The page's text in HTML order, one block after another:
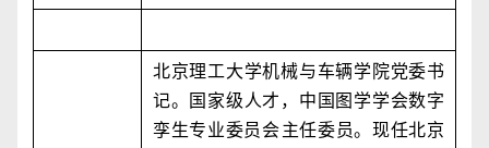
北京理工大学机械与车辆学院党委书
记。国家级人才，中国图学学会数字
孪生专业委员会‌主任委员。现任北京